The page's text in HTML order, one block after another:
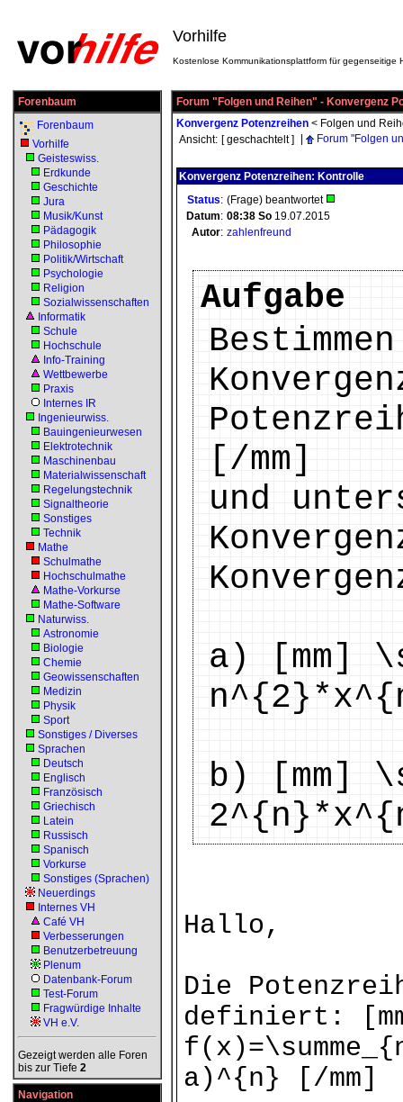
Vorhilfe
Kostenlose Kommunikationsplattform für gegenseitige
Forenbaum
Forenbaum
Vorhilfe
Geisteswiss.
Erdkunde
Geschichte
Jura
Musik/Kunst
Pädagogik
Philosophie
Politik/Wirtschaft
Psychologie
Religion
Sozialwissenschaften
Informatik
Schule
Hochschule
Info-Training
Wettbewerbe
Praxis
Internes IR
Ingenieurwiss.
Bauingenieurwesen
Elektrotechnik
Maschinenbau
Materialwissenschaft
Regelungstechnik
Signaltheorie
Sonstiges
Technik
Mathe
Schulmathe
Hochschulmathe
Mathe-Vorkurse
Mathe-Software
Naturwiss.
Astronomie
Biologie
Chemie
Geowissenschaften
Medizin
Physik
Sport
Sonstiges / Diverses
Sprachen
Deutsch
Englisch
Französisch
Griechisch
Latein
Russisch
Spanisch
Vorkurse
Sonstiges (Sprachen)
Neuerdings
Internes VH
Café VH
Verbesserungen
Benutzerbetreuung
Plenum
Datenbank-Forum
Test-Forum
Fragwürdige Inhalte
VH e.V.
Gezeigt werden alle Foren
bis zur Tiefe 2
Navigation
Forum "Folgen und Reihen" - Konvergenz
Konvergenz Potenzreihen < Folgen und
Ansicht: [ geschachtelt ] Forum "Folgen
Konvergenz Potenzreihen: Kontrolle
Status: (Frage) beantwortet
Datum: 08:38 So 19.07.2015
Autor: zahlenfreund
Aufgabe
[/mm]
und
a) [mm]
b) [mm]
Hallo,
Die
definiert:
a)^{n} [/mm]